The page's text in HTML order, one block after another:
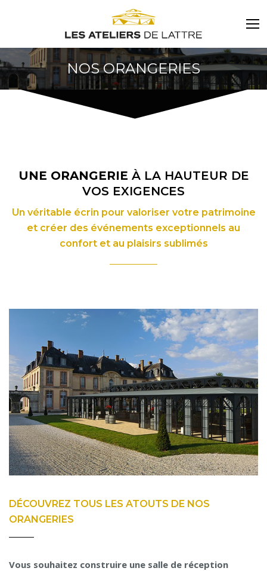
NOS ORANGERIES
UNE ORANGERIE À LA HAUTEUR DE
VOS EXIGENCES
Un véritable écrin pour valoriser votre patrimoine
et créer des événements exceptionnels au
confort et au plaisirs sublimés
DÉCOUVREZ TOUS LES ATOUTS DE NOS
ORANGERIES
Vous souhaitez construire une salle de réception